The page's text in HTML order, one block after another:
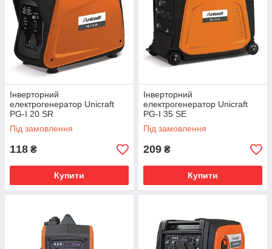
Інверторний
електрогенератор Unicraft
PG-I 20 SR
Під замовлення
118 ₴
Купити
Інверторний
електрогенератор Unicraft
PG-I 35 SE
Під замовлення
209 ₴
Купити